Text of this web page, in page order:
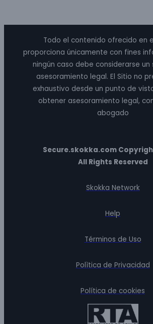
Todo el contenido ofrecido en
proporciona únicamente con fines
ningún caso debe considerarse
asesoramiento legal. El Sitio no
exhaustivo desde un punto de
obtener asesoramiento legal,
abogado
Secure.skokka.com
All Rights Reserved
Skokka Network
Help
Términos de Uso
Polìtica de Privacidad
Política de cookies